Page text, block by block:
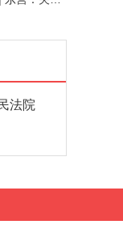
法院